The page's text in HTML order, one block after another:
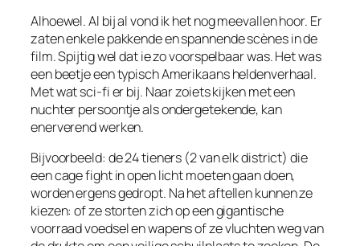
Alhoewel. Al bij al vond ik het nog meevallen hoor. Er
zaten enkele pakkende en spannende scènes in de
film. Spijtig wel dat ie zo voorspelbaar was. Het was
een beetje een typisch Amerikaans heldenverhaal.
Met wat sci-fi er bij. Naar zoiets kijken met een
nuchter persoontje als ondergetekende, kan
enerverend werken.
Bijvoorbeeld: de 24 tieners (2 van elk district) die
een cage fight in open licht moeten gaan doen,
worden ergens gedropt. Na het aftellen kunnen ze
kiezen: of ze storten zich op een gigantische
voorraad voedsel en wapens of ze vluchten weg van